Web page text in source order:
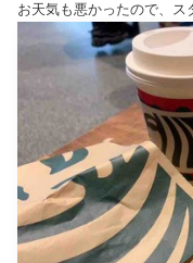
お天気も悪かったので、ス